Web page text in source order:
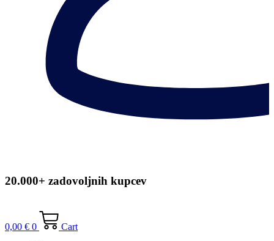
20.000+ zadovoljnih kupcev
0,00 € 0
Cart